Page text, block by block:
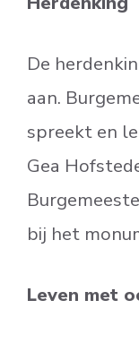
De
aan.
spreekt en
Gea
bij het
Leven met